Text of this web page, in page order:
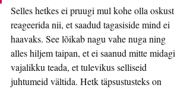
Selles hetkes ei pruugi mul kohe olla oskust
reageerida nii, et saadud tagasiside mind ei
haavaks. See lõikab nagu vahe nuga ning
alles hiljem taipan, et ei saanud mitte midagi
vajalikku teada, et tulevikus selliseid
juhtumeid vältida. Hetk täpsustusteks on